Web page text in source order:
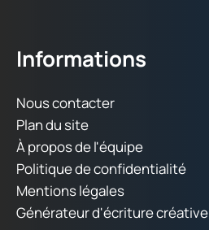
Informations
Nous contacter
Plan du site
À propos de l'équipe
Politique de confidentialité
Mentions légales
Générateur d'écriture créative